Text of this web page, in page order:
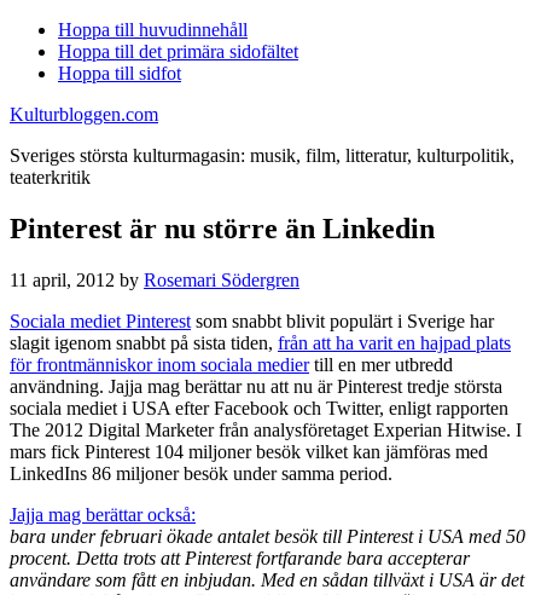
Hoppa till huvudinnehåll
Hoppa till det primära sidofältet
Hoppa till sidfot
Kulturbloggen.com
Sveriges största kulturmagasin: musik, film, litteratur, kulturpolitik,
teaterkritik
Pinterest är nu större än Linkedin
11 april, 2012 by Rosemari Södergren
Sociala mediet Pinterest som snabbt blivit populärt i Sverige har
slagit igenom snabbt på sista tiden, från att ha varit en hajpad plats
för frontmänniskor inom sociala mediertill en mer utbredd
användning. Jajja mag berättar nu att nu är Pinterest tredje största
sociala mediet i USA efter Facebook och Twitter, enligt rapporten
The 2012 Digital Marketer från analysföretaget Experian Hitwise. I
mars fick Pinterest 104 miljoner besök vilket kan jämföras med
LinkedIns 86 miljoner besök under samma period.
Jajja mag berättar också:
bara under februari ökade antalet besök till Pinterest i USA med 50
procent. Detta trots att Pinterest fortfarande bara accepterar
användare som fått en inbjudan. Med en sådan tillväxt i USA är det